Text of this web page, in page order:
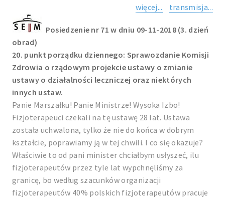
więcej... transmisja...
Posiedzenie nr 71 w dniu 09-11-2018 (3. dzień
obrad)
20. punkt porządku dziennego: Sprawozdanie Komisji
Zdrowia o rządowym projekcie ustawy o zmianie
ustawy o działalności leczniczej oraz niektórych
innych ustaw.
Panie Marszałku! Panie Ministrze! Wysoka Izbo!
Fizjoterapeuci czekali na tę ustawę 28 lat. Ustawa
została uchwalona, tylko że nie do końca w dobrym
kształcie, poprawiamy ją w tej chwili. I co się okazuje?
Właściwie to od pani minister chciałbym usłyszeć, ilu
fizjoterapeutów przez tyle lat wypchnęliśmy za
granicę, bo według szacunków organizacji
fizjoterapeutów 40% polskich fizjoterapeutów pracuje